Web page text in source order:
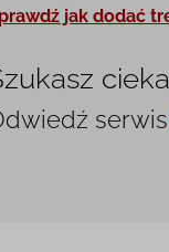
jak dodać
serwis